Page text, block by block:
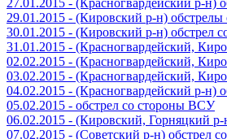
29.01.2015 - (Кировский р-н)
30.01.2015 - (Кировский р-н) обстрел
31.01.2015 - (Красногвардейский,
02.02.2015 - (Красногвардейский,
03.02.2015 - (Красногвардейский,
04.02.2015 - (Красногвардейский р-н)
05.02.2015 - обстрел со стороны ВСУ
06.02.2015 - (Кировский, Горняцкий
07.02.2015 - (Советский р-н) обстрел